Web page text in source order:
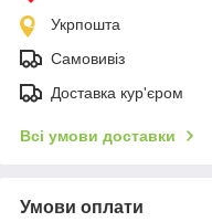
Укрпошта
Самовивіз
Доставка кур'єром
Всі умови доставки
Умови оплати